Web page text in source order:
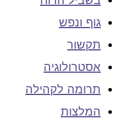
גוף ונפש
תקשור
אסטרולוגיה
תרומה לקהילה
המלצות